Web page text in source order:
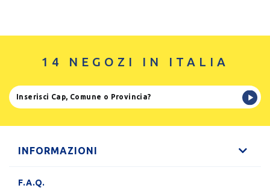
14 NEGOZI IN ITALIA
INFORMAZIONI
F.A.Q.